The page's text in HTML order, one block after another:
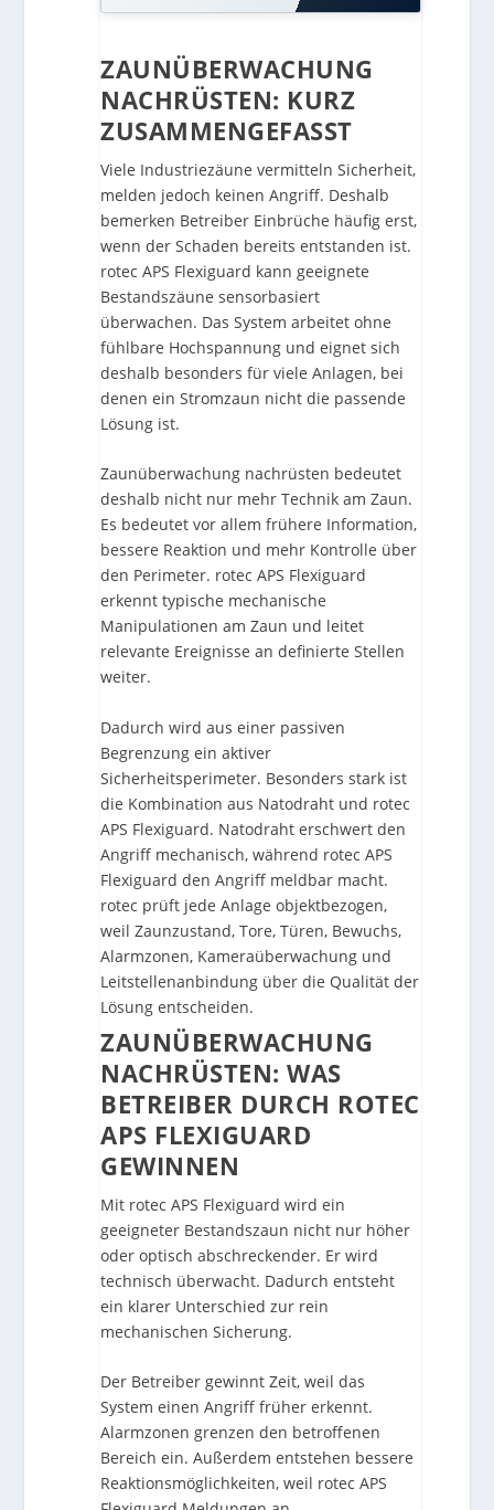
ZAUNÜBERWACHUNG
NACHRÜSTEN: KURZ
ZUSAMMENGEFASST
Viele Industriezäune vermitteln Sicherheit,
melden jedoch keinen Angriff. Deshalb
bemerken Betreiber Einbrüche häufig erst,
wenn der Schaden bereits entstanden ist.
rotec APS Flexiguard kann geeignete
Bestandszäune sensorbasiert
überwachen. Das System arbeitet ohne
fühlbare Hochspannung und eignet sich
deshalb besonders für viele Anlagen, bei
denen ein Stromzaun nicht die passende
Lösung ist.
Zaunüberwachung nachrüsten bedeutet
deshalb nicht nur mehr Technik am Zaun.
Es bedeutet vor allem frühere Information,
bessere Reaktion und mehr Kontrolle über
den Perimeter. rotec APS Flexiguard
erkennt typische mechanische
Manipulationen am Zaun und leitet
relevante Ereignisse an definierte Stellen
weiter.
Dadurch wird aus einer passiven
Begrenzung ein aktiver
Sicherheitsperimeter. Besonders stark ist
die Kombination aus Natodraht und rotec
APS Flexiguard. Natodraht erschwert den
Angriff mechanisch, während rotec APS
Flexiguard den Angriff meldbar macht.
rotec prüft jede Anlage objektbezogen,
weil Zaunzustand, Tore, Türen, Bewuchs,
Alarmzonen, Kameraüberwachung und
Leitstellenanbindung über die Qualität der
Lösung entscheiden.
ZAUNÜBERWACHUNG
NACHRÜSTEN: WAS
BETREIBER DURCH ROTEC
APS FLEXIGUARD
GEWINNEN
Mit rotec APS Flexiguard wird ein
geeigneter Bestandszaun nicht nur höher
oder optisch abschreckender. Er wird
technisch überwacht. Dadurch entsteht
ein klarer Unterschied zur rein
mechanischen Sicherung.
Der Betreiber gewinnt Zeit, weil das
System einen Angriff früher erkennt.
Alarmzonen grenzen den betroffenen
Bereich ein. Außerdem entstehen bessere
Reaktionsmöglichkeiten, weil rotec APS